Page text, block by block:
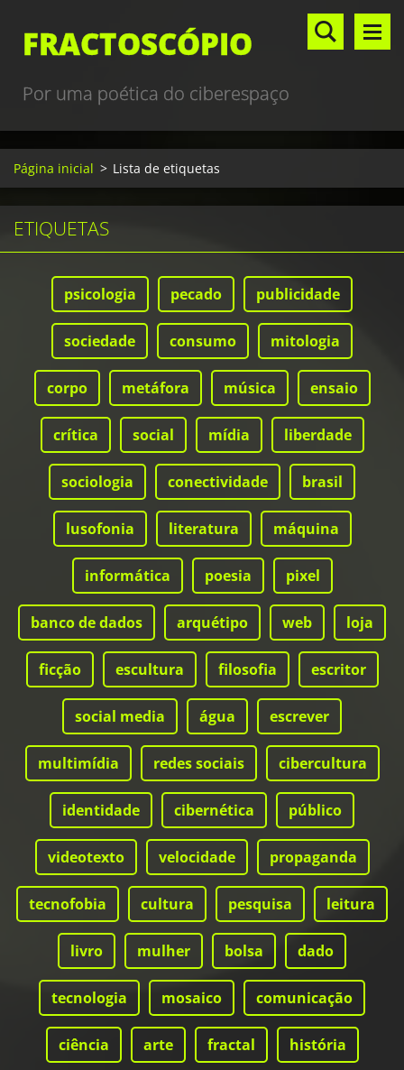
FRACTOSCÓPIO
Por uma poética do ciberespaço
Página inicial > Lista de etiquetas
ETIQUETAS
psicologia pecado publicidade
sociedade consumo mitologia
corpo metáfora música ensaio
crítica social mídia liberdade
sociologia conectividade brasil
lusofonia literatura máquina
informática poesia pixel
banco de dados arquétipo web loja
ficção escultura filosofia escritor
social media água escrever
multimídia redes sociais cibercultura
identidade cibernética público
videotexto velocidade propaganda
tecnofobia cultura pesquisa leitura
livro mulher bolsa dado
tecnologia mosaico comunicação
ciência arte fractal história